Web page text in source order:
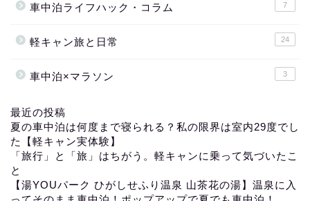
車中泊ライフハック・コラム 7
軽キャン旅と日常 24
車中泊×マラソン 3
最近の投稿
夏の車中泊は何度まで寝られる？私の限界は室内29度でし
た【軽キャン実体験】
「旅行」と「旅」はちがう。軽キャンに乗って気づいたこ
と
【湯YOUパーク ひがしせふり温泉 山茶花の湯】温泉に入